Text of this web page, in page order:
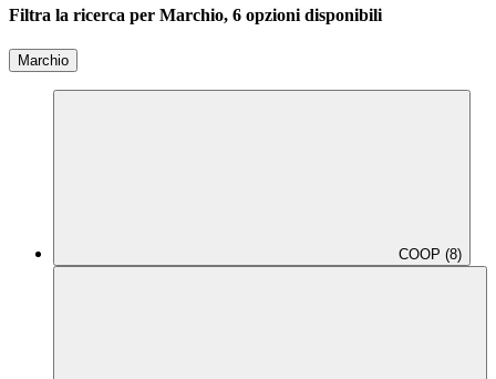
Filtra la ricerca per Marchio, 6 opzioni disponibili
Marchio
COOP (8)